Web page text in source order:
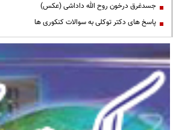
جسدغرق درخون روح الله داداشی (عکس)
پاسخ های دکتر توکلی به سوالات کنکوری ها